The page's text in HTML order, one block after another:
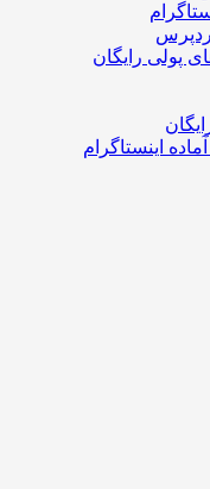
پولی رایگان
اینستاگرام